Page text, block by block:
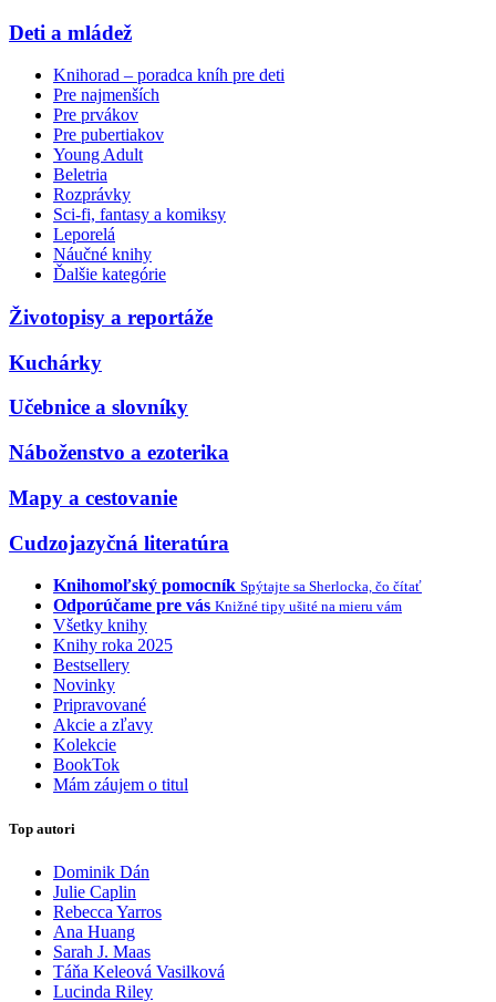
Deti a mládež
Knihorad – poradca kníh pre deti
Pre najmenších
Pre prvákov
Pre pubertiakov
Young Adult
Beletria
Rozprávky
Sci-fi, fantasy a komiksy
Leporelá
Náučné knihy
Ďalšie kategórie
Životopisy a reportáže
Kuchárky
Učebnice a slovníky
Náboženstvo a ezoterika
Mapy a cestovanie
Cudzojazyčná literatúra
Knihomoľský pomocník Spýtajte sa Sherlocka, čo čítať
Odporúčame pre vás Knižné tipy ušité na mieru vám
Všetky knihy
Knihy roka 2025
Bestsellery
Novinky
Pripravované
Akcie a zľavy
Kolekcie
BookTok
Mám záujem o titul
Top autori
Dominik Dán
Julie Caplin
Rebecca Yarros
Ana Huang
Sarah J. Maas
Táňa Keleová Vasilková
Lucinda Riley